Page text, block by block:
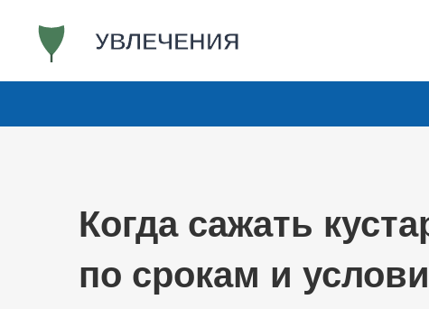
Когда сажать
по срокам и